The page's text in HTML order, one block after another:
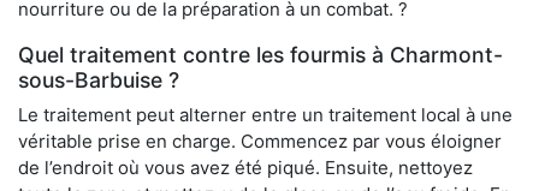
nourriture ou de la préparation à un combat. ?
Quel traitement contre les fourmis à Charmont-
sous-Barbuise ?
Le traitement peut alterner entre un traitement local à une
véritable prise en charge. Commencez par vous éloigner
de l’endroit où vous avez été piqué. Ensuite, nettoyez